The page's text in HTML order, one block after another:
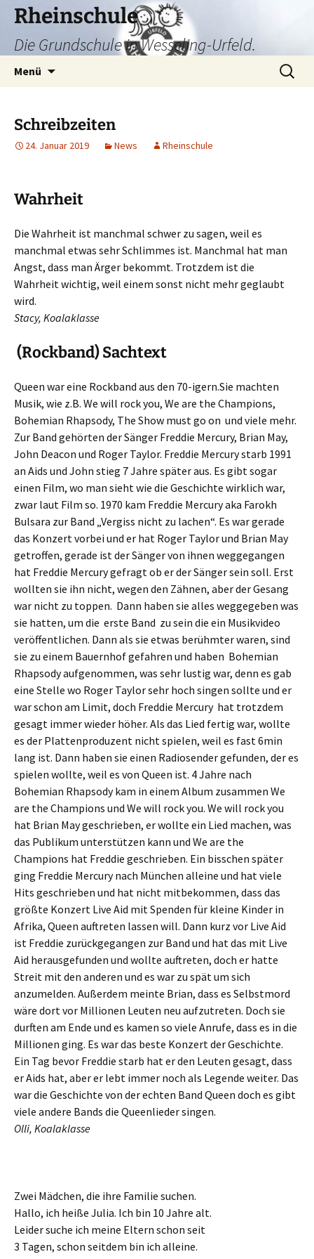
Zum
Inhalt
springen
Rheinschule
Die Grundschule in Wesseling-Urfeld.
Menü
Suchen
nach:
Schreibzeiten
24. Januar 2019 News Rheinschule
Wahrheit
Die Wahrheit ist manchmal schwer zu sagen, weil es
manchmal etwas sehr Schlimmes ist. Manchmal hat man
Angst, dass man Ärger bekommt. Trotzdem ist die
Wahrheit wichtig, weil einem sonst nicht mehr geglaubt
wird.
Stacy, Koalaklasse
(Rockband) Sachtext
Queen war eine Rockband aus den 70-igern.Sie machten
Musik, wie z.B. We will rock you, We are the Champions,
Bohemian Rhapsody, The Show must go on und viele mehr.
Zur Band gehörten der Sänger Freddie Mercury, Brian May,
John Deacon und Roger Taylor. Freddie Mercury starb 1991
an Aids und John stieg 7 Jahre später aus. Es gibt sogar
einen Film, wo man sieht wie die Geschichte wirklich war,
zwar laut Film so. 1970 kam Freddie Mercury aka Farokh
Bulsara zur Band „Vergiss nicht zu lachen“. Es war gerade
das Konzert vorbei und er hat Roger Taylor und Brian May
getroffen, gerade ist der Sänger von ihnen weggegangen
hat Freddie Mercury gefragt ob er der Sänger sein soll. Erst
wollten sie ihn nicht, wegen den Zähnen, aber der Gesang
war nicht zu toppen. Dann haben sie alles weggegeben was
sie hatten, um die erste Band zu sein die ein Musikvideo
veröffentlichen. Dann als sie etwas berühmter waren, sind
sie zu einem Bauernhof gefahren und haben Bohemian
Rhapsody aufgenommen, was sehr lustig war, denn es gab
eine Stelle wo Roger Taylor sehr hoch singen sollte und er
war schon am Limit, doch Freddie Mercury hat trotzdem
gesagt immer wieder höher. Als das Lied fertig war, wollte
es der Plattenproduzent nicht spielen, weil es fast 6min
lang ist. Dann haben sie einen Radiosender gefunden, der es
spielen wollte, weil es von Queen ist. 4 Jahre nach
Bohemian Rhapsody kam in einem Album zusammen We
are the Champions und We will rock you. We will rock you
hat Brian May geschrieben, er wollte ein Lied machen, was
das Publikum unterstützen kann und We are the
Champions hat Freddie geschrieben. Ein bisschen später
ging Freddie Mercury nach München alleine und hat viele
Hits geschrieben und hat nicht mitbekommen, dass das
größte Konzert Live Aid mit Spenden für kleine Kinder in
Afrika, Queen auftreten lassen will. Dann kurz vor Live Aid
ist Freddie zurückgegangen zur Band und hat das mit Live
Aid herausgefunden und wollte auftreten, doch er hatte
Streit mit den anderen und es war zu spät um sich
anzumelden. Außerdem meinte Brian, dass es Selbstmord
wäre dort vor Millionen Leuten neu aufzutreten. Doch sie
durften am Ende und es kamen so viele Anrufe, dass es in die
Millionen ging. Es war das beste Konzert der Geschichte.
Ein Tag bevor Freddie starb hat er den Leuten gesagt, dass
er Aids hat, aber er lebt immer noch als Legende weiter. Das
war die Geschichte von der echten Band Queen doch es gibt
viele andere Bands die Queenlieder singen.
Olli, Koalaklasse
Zwei Mädchen, die ihre Familie suchen.
Hallo, ich heiße Julia. Ich bin 10 Jahre alt.
Leider suche ich meine Eltern schon seit
3 Tagen, schon seitdem bin ich alleine.